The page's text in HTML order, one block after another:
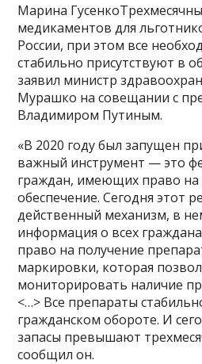
Марина
медикаментов для
России, при этом все
стабильно присутствуют в
заявил министр
Мурашко на совещании с
Владимиром Путиным.
«В 2020 году был запущен
важный инструмент — это
граждан, имеющих право на
обеспечение. Сегодня этот
действенный механизм, в
информация о всех
право на получение
маркировки, которая
мониторировать наличие
<…> Все препараты
гражданском обороте. И
запасы превышают
сообщил он.